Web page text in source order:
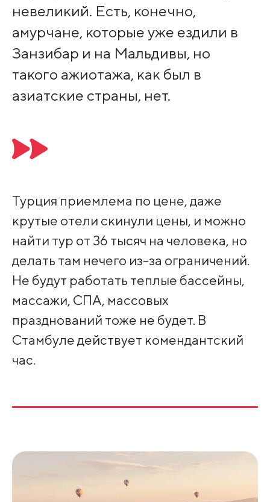
невеликий. Есть, конечно,
амурчане, которые уже ездили в
Занзибар и на Мальдивы, но
такого ажиотажа, как был в
азиатские страны, нет.
Турция приемлема по цене, даже
крутые отели скинули цены, и можно
найти тур от 36 тысяч на человека, но
делать там нечего из-за ограничений.
Не будут работать теплые бассейны,
массажи, СПА, массовых
празднований тоже не будет. В
Стамбуле действует комендантский
час.